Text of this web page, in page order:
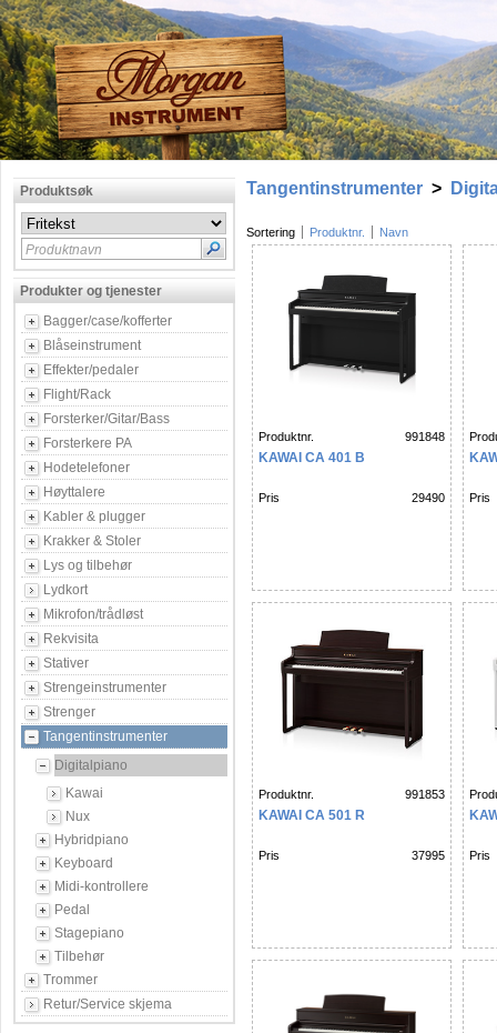
Produktsøk
Produktnavn
Produkter og tjenester
Bagger/case/kofferter
Blåseinstrument
Effekter/pedaler
Flight/Rack
Forsterker/Gitar/Bass
Forsterkere PA
Hodetelefoner
Høyttalere
Kabler & plugger
Krakker & Stoler
Lys og tilbehør
Lydkort
Mikrofon/trådløst
Rekvisita
Stativer
Strengeinstrumenter
Strenger
Tangentinstrumenter
Digitalpiano
Kawai
Nux
Hybridpiano
Keyboard
Midi-kontrollere
Pedal
Stagepiano
Tilbehør
Trommer
Retur/Service skjema
Tangentinstrumenter >
Sortering Produktnr. Navn
Produktnr. 991848
KAWAI CA 401 B
Pris 29490 Pris
Produktnr. 991853
KAWAI CA 501 R
Pris 37995 Pris